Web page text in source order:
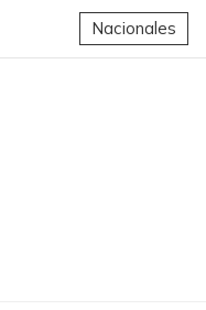
Nacionales